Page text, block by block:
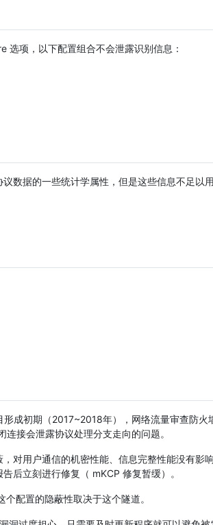
项，以下配置组合不会泄露识别信息：
数据的一些统计学属性，但是这些信息不足以
成初期（2017~2018年），网络流量审查防火
接会泄露协议处理分支走向的问题。
对用户通信的机密性能、信息完整性能没有影
后立刻进行修复（ mKCP 修复暂缓）。
配置的隐蔽性取决于这个隧道。